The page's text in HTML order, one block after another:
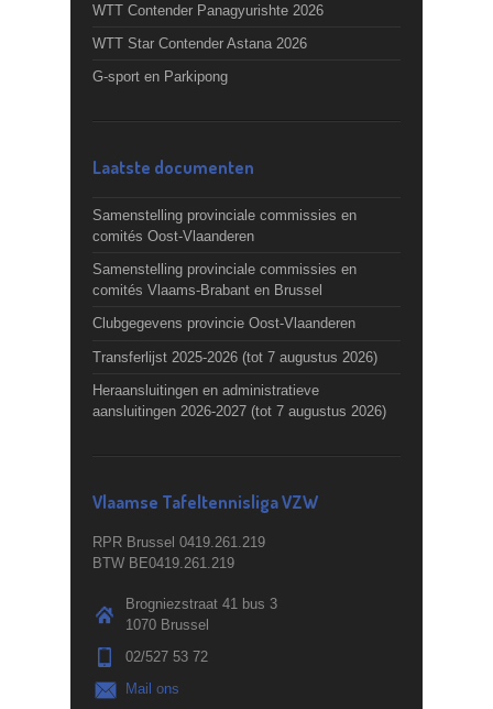
WTT Contender Panagyurishte 2026
WTT Star Contender Astana 2026
G-sport en Parkipong
Laatste documenten
Samenstelling provinciale commissies en
comités Oost-Vlaanderen
Samenstelling provinciale commissies en
comités Vlaams-Brabant en Brussel
Clubgegevens provincie Oost-Vlaanderen
Transferlijst 2025-2026 (tot 7 augustus 2026)
Heraansluitingen en administratieve
aansluitingen 2026-2027 (tot 7 augustus 2026)
Vlaamse Tafeltennisliga VZW
RPR Brussel 0419.261.219
BTW BE0419.261.219
Brogniezstraat 41 bus 3
1070 Brussel
02/527 53 72
Mail ons